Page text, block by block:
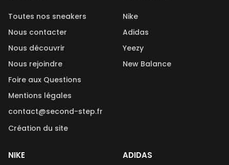
Toutes nos sneakers
Nous contacter
Nous découvrir
Nous rejoindre
Foire aux Questions
Mentions légales
contact@second-step.fr
Création du site
Nike
Adidas
Yeezy
New Balance
NIKE ADIDAS